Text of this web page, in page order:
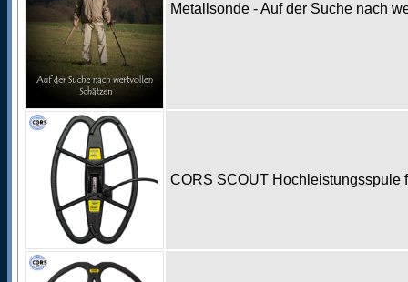
Metallsonde - Auf der Suche nach
CORS SCOUT